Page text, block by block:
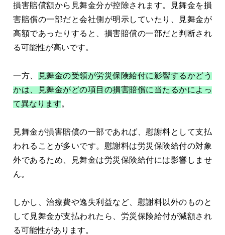
損害賠償額から見舞金分が控除されます。見舞金を損
害賠償の一部だと会社側が明示していたり、見舞金が
高額であったりすると、損害賠償の一部だと判断され
る可能性が高いです。
一方、
見舞金の受領が労災保険給付に影響するかどう
かは、見舞金がどの項目の損害賠償に当たるかによっ
て異なります。
見舞金が損害賠償の一部であれば、慰謝料として支払
われることが多いです。慰謝料は労災保険給付の対象
外であるため、見舞金は労災保険給付には影響しませ
ん。
しかし、治療費や逸失利益など、慰謝料以外のものと
して見舞金が支払われたら、労災保険給付が減額され
る可能性があります。